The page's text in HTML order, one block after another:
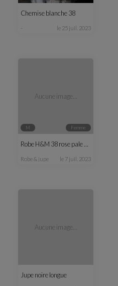
Chemise blanche 38
- le 25 juil. 2023
Aucune image...
M femme
Robe H&M 38 rose pale et noire
robe & jupe le 7 juil. 2023
Aucune image...
Jupe noire longue